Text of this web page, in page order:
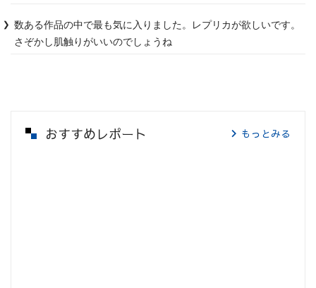
数ある作品の中で最も気に入りました。レプリカが欲しいです。
さぞかし肌触りがいいのでしょうね
おすすめレポート もっとみる